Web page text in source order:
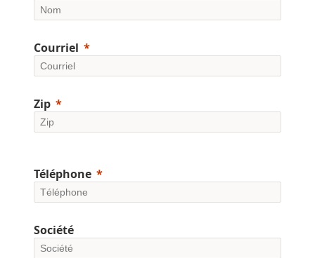
Courriel
Zip
Téléphone
Société